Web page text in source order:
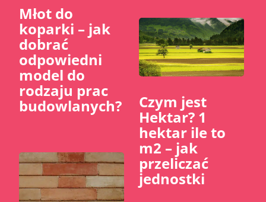
Młot do
koparki – jak
dobrać
odpowiedni
model do
rodzaju prac
budowlanych? Czym jest
Hektar? 1
hektar ile to
m2 – jak
przeliczać
jednostki